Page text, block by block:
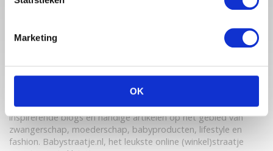
Marketing
OK
Babystraatje.nl is een uniek platform voor aanstaande en
jonge moeders. Een online ontmoetingsplek vol
inspirerende blogs en handige artikelen op het gebied van
zwangerschap, moederschap, babyproducten, lifestyle en
fashion. Babystraatje.nl, het leukste online (winkel)straatje